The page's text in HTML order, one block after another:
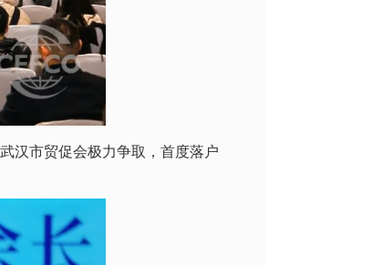
汉市贸促会极力争取，首度落户